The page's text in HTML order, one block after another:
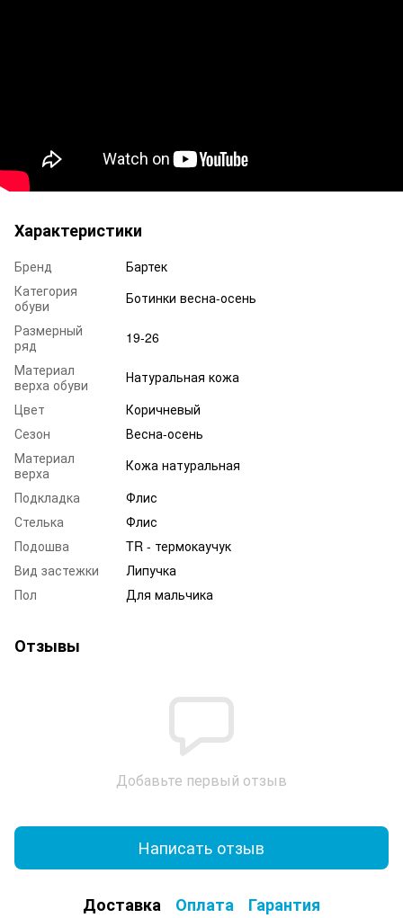
Характеристики
Бренд
Бартек
Категория
обуви
Ботинки весна-осень
Размерный
ряд
19-26
Материал
верха обуви
Натуральная кожа
Цвет
Коричневый
Сезон
Весна-осень
Материал
верха
Кожа натуральная
Подкладка
Флис
Стелька
Флис
Подошва
TR - термокаучук
Вид застежки
Липучка
Пол
Для мальчика
Отзывы
Добавьте первый отзыв
Написать отзыв
Доставка Оплата Гарантия